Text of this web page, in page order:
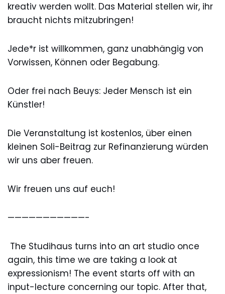
kreativ werden wollt. Das Material stellen wir, ihr
braucht nichts mitzubringen!
Jede*r ist willkommen, ganz unabhängig von
Vorwissen, Können oder Begabung.
Oder frei nach Beuys: Jeder Mensch ist ein
Künstler!
Die Veranstaltung ist kostenlos, über einen
kleinen Soli-Beitrag zur Refinanzierung würden
wir uns aber freuen.
Wir freuen uns auf euch!
———————————-
The Studihaus turns into an art studio once
again, this time we are taking a look at
expressionism! The event starts off with an
input-lecture concerning our topic. After that,